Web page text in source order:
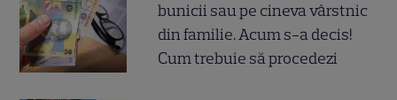
bunicii sau pe cineva vârstnic
din familie. Acum s-a decis!
Cum trebuie să procedezi